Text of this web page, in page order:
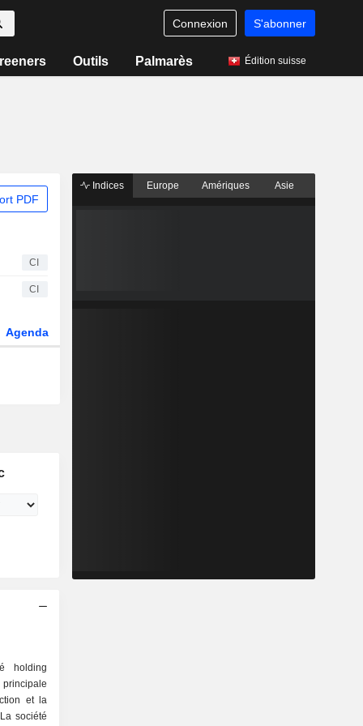
Connexion S'abonner
Outils Palmarès Édition suisse
PDF
CI
CI
Agenda
holding
et la
société
Indices Europe Amériques Asie